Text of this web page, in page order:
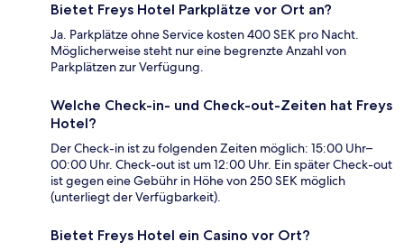
Bietet Freys Hotel Parkplätze vor Ort an?
Ja. Parkplätze ohne Service kosten 400 SEK pro Nacht.
Möglicherweise steht nur eine begrenzte Anzahl von
Parkplätzen zur Verfügung.
Welche Check-in- und Check-out-Zeiten hat Freys
Hotel?
Der Check-in ist zu folgenden Zeiten möglich: 15:00 Uhr–
00:00 Uhr. Check-out ist um 12:00 Uhr. Ein später Check-out
ist gegen eine Gebühr in Höhe von 250 SEK möglich
(unterliegt der Verfügbarkeit).
Bietet Freys Hotel ein Casino vor Ort?